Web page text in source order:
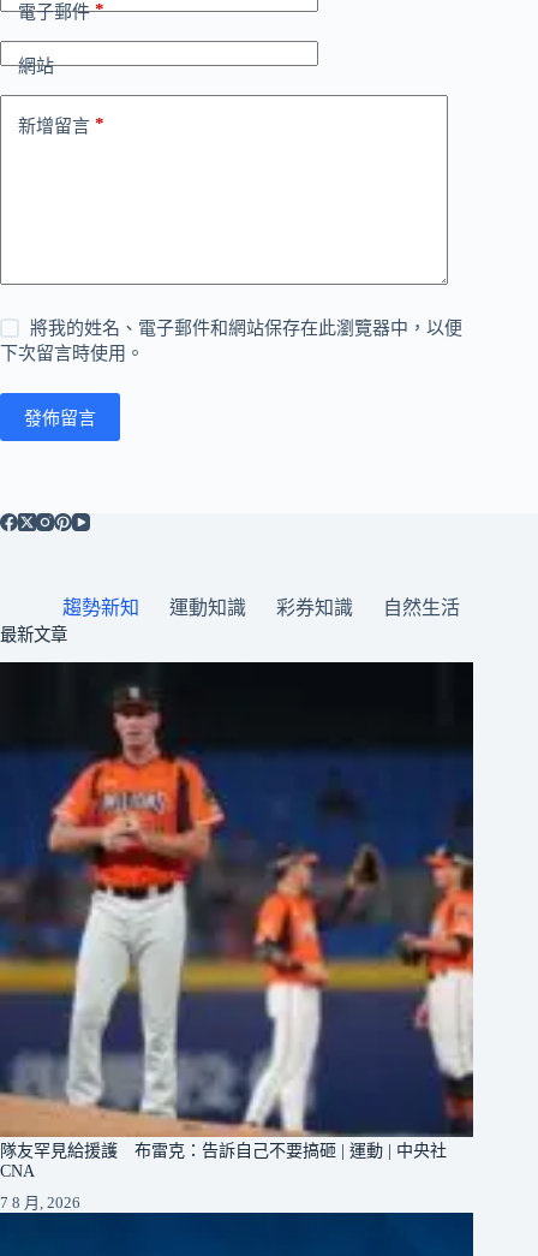
電子郵件*
網站
新增留言 *
將我的姓名、電子郵件和網站保存在此瀏覽器中，以便
下次留言時使用。
發佈留言
趨勢新知 運動知識 彩券知識 自然生活
最新文章
隊友罕見給援護 布雷克：告訴自己不要搞砸 | 運動 | 中央社
CNA
7 8 月, 2026